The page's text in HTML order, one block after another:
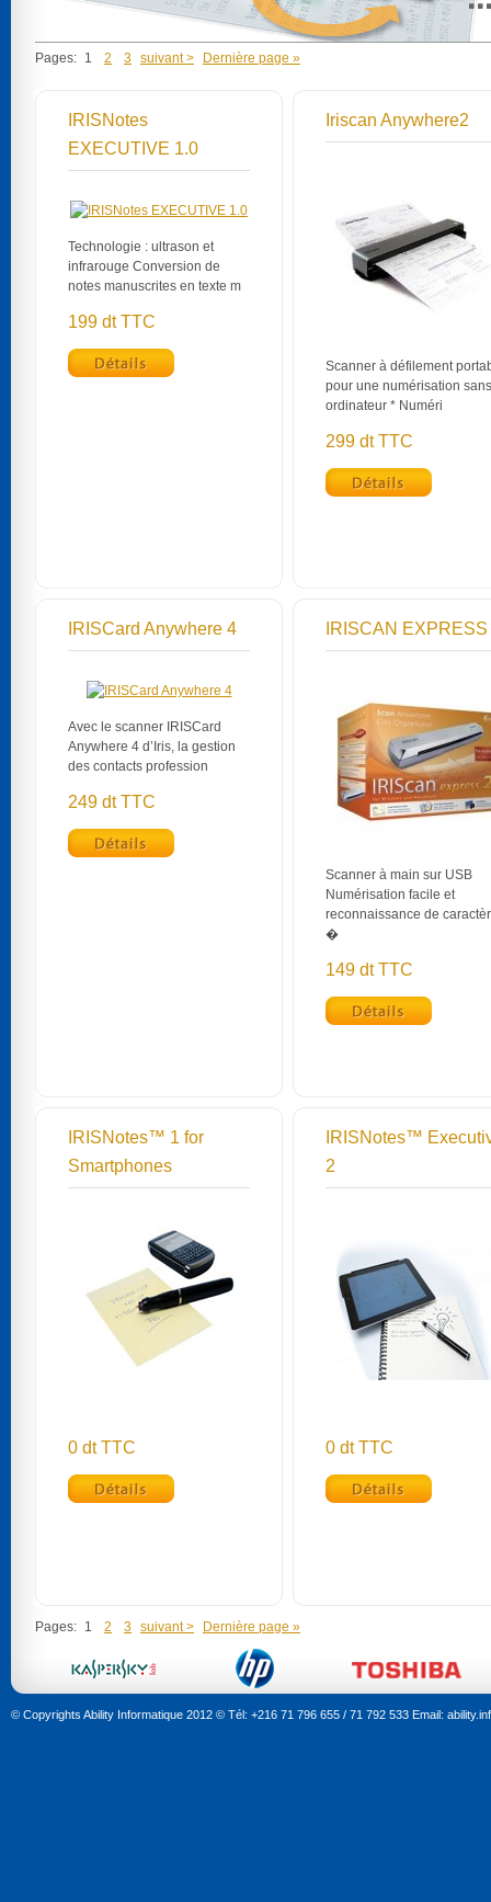
Pages: 1 2 3 suivant > Dernière page »
IRISNotes
EXECUTIVE 1.0
Technologie : ultrason et
infrarouge Conversion de
notes manuscrites en texte m
199 dt TTC
Iriscan Anywhere2
Scanner à défilement
pour une numérisation sans
ordinateur * Numéri
299 dt TTC
IRISCard Anywhere 4
Avec le scanner IRISCard
Anywhere 4 d’Iris, la gestion
des contacts profession
249 dt TTC
IRISCAN EXPRESS
Scanner à main sur USB
Numérisation facile et
reconnaissance de
�
149 dt TTC
IRISNotes™ 1 for
Smartphones
0 dt TTC
IRISNotes™
2
0 dt TTC
Pages: 1 2 3 suivant > Dernière page »
© Copyrights Ability Informatique 2012 © Tél: +216 71 796 655 / 71 792 533 Email: